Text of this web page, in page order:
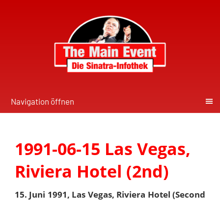
Navigation öffnen
1991-06-15 Las Vegas,
Riviera Hotel (2nd)
15. Juni 1991, Las Vegas, Riviera Hotel (Second